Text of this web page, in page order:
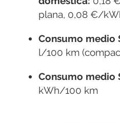
plana, 0,08 €/
Consumo medio
l/100 km
Consumo medio
kWh/100 km